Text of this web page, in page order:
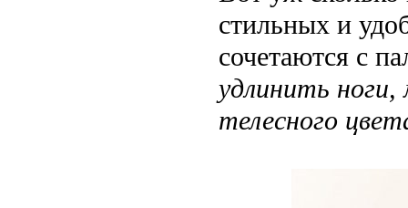
стильных и
сочетаются с
удлинить ноги,
телесного